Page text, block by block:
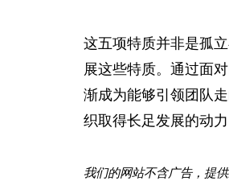
这五项特质并非是孤
展这些特质。通过面
渐成为能够引领团队
织取得长足发展的动力
我们的网站不含广告，提